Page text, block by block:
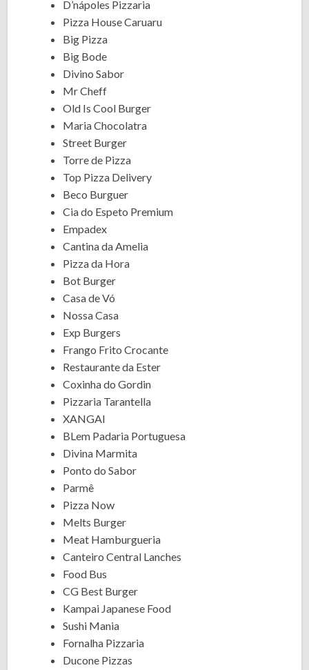
D’nápoles Pizzaria
Pizza House Caruaru
Big Pizza
Big Bode
Divino Sabor
Mr Cheff
Old Is Cool Burger
Maria Chocolatra
Street Burger
Torre de Pizza
Top Pizza Delivery
Beco Burguer
Cia do Espeto Premium
Empadex
Cantina da Amelia
Pizza da Hora
Bot Burger
Casa de Vó
Nossa Casa
Exp Burgers
Frango Frito Crocante
Restaurante da Ester
Coxinha do Gordin
Pizzaria Tarantella
XANGAI
BLem Padaria Portuguesa
Divina Marmita
Ponto do Sabor
Parmê
Pizza Now
Melts Burger
Meat Hamburgueria
Canteiro Central Lanches
Food Bus
CG Best Burger
Kampai Japanese Food
Sushi Mania
Fornalha Pizzaria
Ducone Pizzas